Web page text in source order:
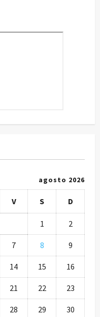
agosto 2026
V S D
1 2
7 8 9
14 15 16
21 22 23
28 29 30